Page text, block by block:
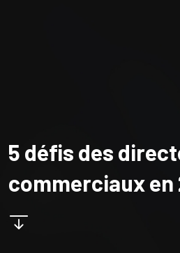
5 défis des
commerciaux en